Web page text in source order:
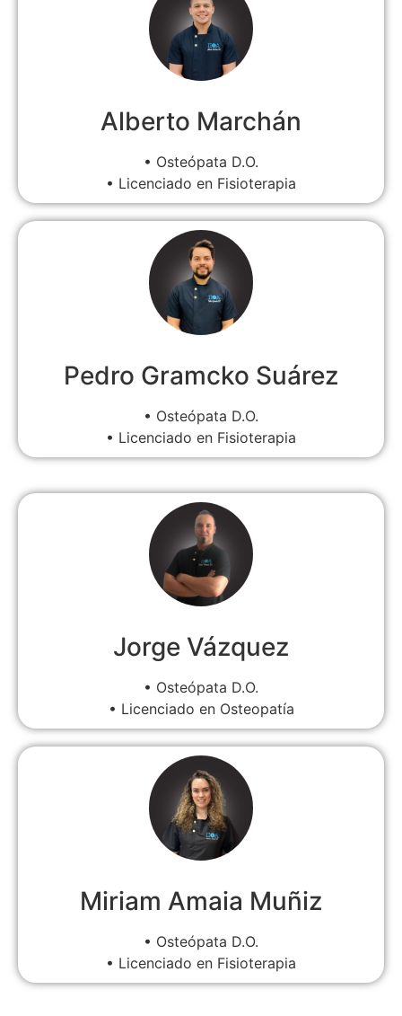
Alberto Marchán
• Osteópata D.O.
• Licenciado en Fisioterapia
Pedro Gramcko Suárez
• Osteópata D.O.
• Licenciado en Fisioterapia
Jorge Vázquez
• Osteópata D.O.
• Licenciado en Osteopatía
Miriam Amaia Muñiz
• Osteópata D.O.
• Licenciado en Fisioterapia